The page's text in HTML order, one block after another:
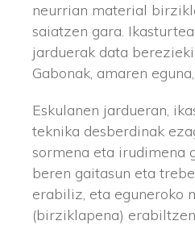
neurrian material
saiatzen gara.
jarduerak data
Gabonak, amaren
Eskulanen jardueran,
teknika desberdinak
sormena eta irudimena
beren gaitasun eta
erabiliz, eta eguneroko
(birziklapena)